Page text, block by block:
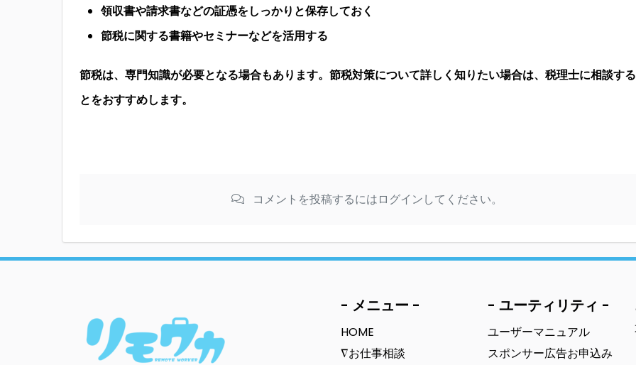
領収書や請求書などの証憑をしっかりと保存しておく
節税に関する書籍やセミナーなどを活用する
節税は、専門知識が必要となる場合もあります。節税対策について詳しく知りたい場合は、税理士に相談す
とをおすすめします。
コメントを投稿するにはログインしてください。
- メニュー -
HOME
∇お仕事相談
- ユーティリティ -
ユーザーマニュアル
スポンサー広告お申込み